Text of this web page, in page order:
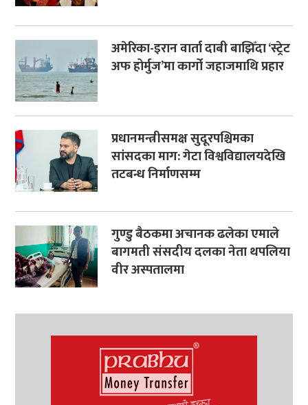
अमेरिका-इरान वार्ता दाबी बाझिँदा ‘स्ट्रेट
अफ होर्मुज’मा कार्गो जहाजमाथि प्रहार
प्रधानमन्त्रीसमक्ष सुदूरपश्चिमका
सांसदका माग: गेटा विश्वविद्यालयदेखि
तटबन्ध निर्माणसम्म
गुण्‍डु बैठकमा अचानक ढलेका एमाले
बागमती संसदीय दलका नेता थपलिया
वीर अस्पतालमा